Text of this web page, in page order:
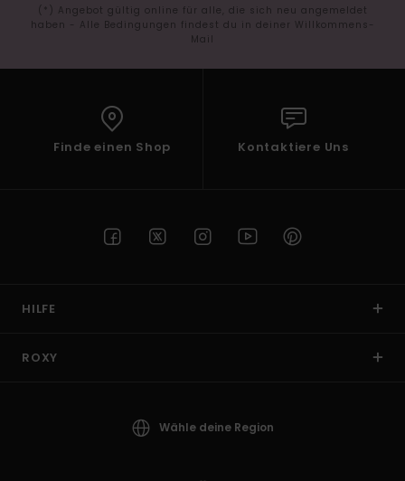
(*) Angebot gültig online für alle, die sich neu angemeldet
haben - Alle Bedingungen findest du in deiner Willkommens-
Mail
Finde einen Shop Kontaktiere Uns
HILFE
ROXY
Wähle deine Region